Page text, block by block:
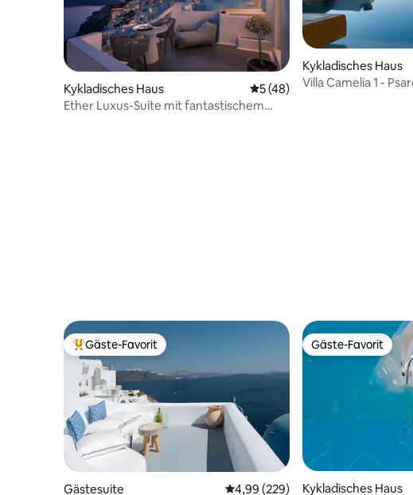
Kykladisches Haus Durchschnittliche
5 (48)
Ether Luxus-Suite mit fantastischem
Kykladisches Haus
Villa Camelia 1 -
Beliebter Gäste-Favorit.
Gäste-Favorit
Gästesuite Durchschnittliche Bewertung:
4,99 (229)
Gäste-Favorit
Gäste-Favorit
Kykladisches Haus